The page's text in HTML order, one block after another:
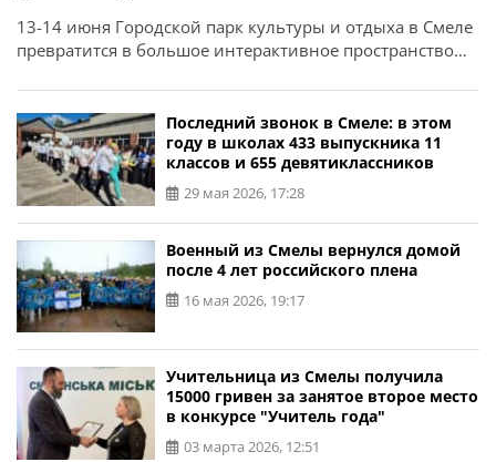
13-14 июня Городской парк культуры и отдыха в Смеле
превратится в большое интерактивное пространство
вместе с Кернел. «Парк Чудоживотных» – место, где
ожили детские мечты! Проект создан из детских
рисунков, писем и историй, которые команда собирала
по всей Украине. В центре пространства гигантские
надувные арт-инсталляции именно из […]
Последний звонок в Смеле: в этом
году в школах 433 выпускника 11
классов и 655 девятиклассников
29 мая 2026, 17:28
Военный из Смелы вернулся домой
после 4 лет российского плена
16 мая 2026, 19:17
Учительница из Смелы получила
15000 гривен за занятое второе место
в конкурсе "Учитель года"
03 марта 2026, 12:51